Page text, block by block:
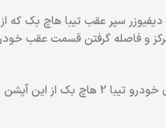
و فاصله گرفتن قسمت عقب